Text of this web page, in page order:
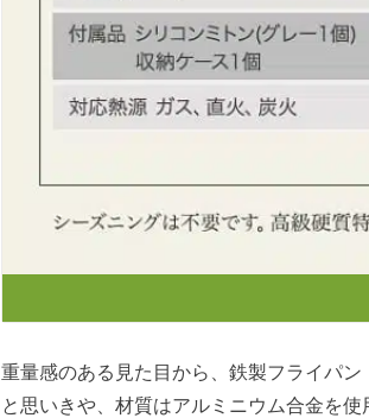
重量感のある見た目から、鉄製フライパン
と思いきや、材質はアルミニウム合金を使